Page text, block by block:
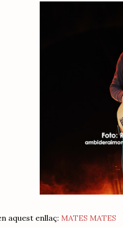
aquest enllaç: MATES MATES